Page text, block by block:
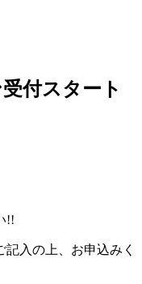
付スタート
!!
記入の上、お申込みく